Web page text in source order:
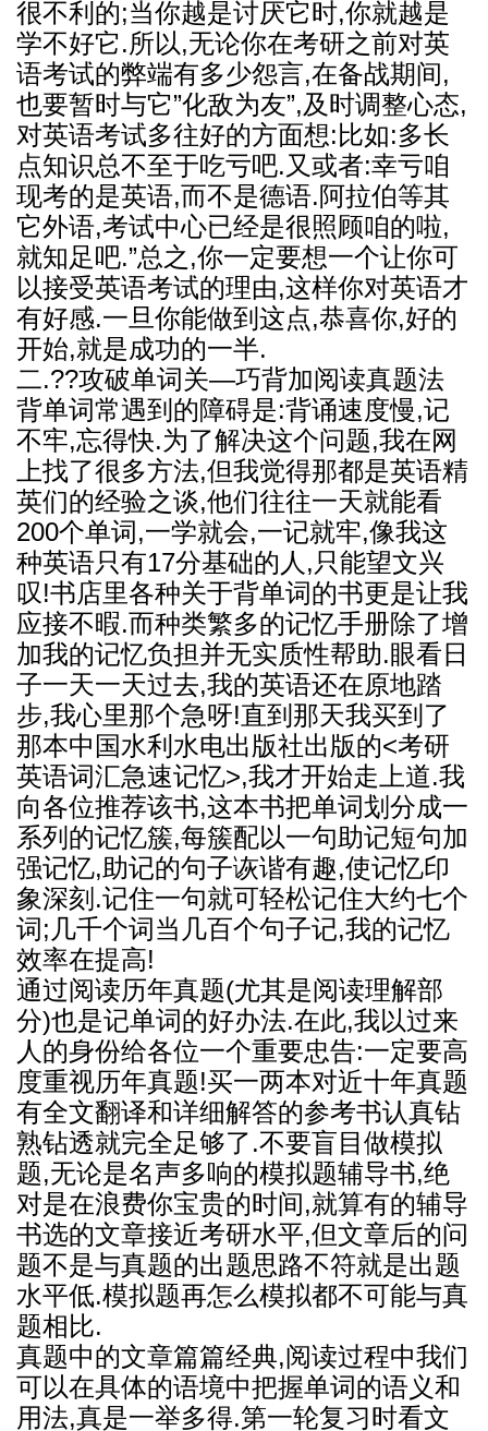
很不利的;当你越是讨厌它时,你就越是
学不好它.所以,无论你在考研之前对英
语考试的弊端有多少怨言,在备战期间,
也要暂时与它”化敌为友”,及时调整心态,
对英语考试多往好的方面想:比如:多长
点知识总不至于吃亏吧.又或者:幸亏咱
现考的是英语,而不是德语.阿拉伯等其
它外语,考试中心已经是很照顾咱的啦,
就知足吧.”总之,你一定要想一个让你可
以接受英语考试的理由,这样你对英语才
有好感.一旦你能做到这点,恭喜你,好的
开始,就是成功的一半.
二.??攻破单词关—巧背加阅读真题法
背单词常遇到的障碍是:背诵速度慢,记
不牢,忘得快.为了解决这个问题,我在网
上找了很多方法,但我觉得那都是英语精
英们的经验之谈,他们往往一天就能看
200个单词,一学就会,一记就牢,像我这
种英语只有17分基础的人,只能望文兴
叹!书店里各种关于背单词的书更是让我
应接不暇.而种类繁多的记忆手册除了增
加我的记忆负担并无实质性帮助.眼看日
子一天一天过去,我的英语还在原地踏
步,我心里那个急呀!直到那天我买到了
那本中国水利水电出版社出版的<考研
英语词汇急速记忆>,我才开始走上道.我
向各位推荐该书,这本书把单词划分成一
系列的记忆簇,每簇配以一句助记短句加
强记忆,助记的句子诙谐有趣,使记忆印
象深刻.记住一句就可轻松记住大约七个
词;几千个词当几百个句子记,我的记忆
效率在提高!
通过阅读历年真题(尤其是阅读理解部
分)也是记单词的好办法.在此,我以过来
人的身份给各位一个重要忠告:一定要高
度重视历年真题!买一两本对近十年真题
有全文翻译和详细解答的参考书认真钻
熟钻透就完全足够了.不要盲目做模拟
题,无论是名声多响的模拟题辅导书,绝
对是在浪费你宝贵的时间,就算有的辅导
书选的文章接近考研水平,但文章后的问
题不是与真题的出题思路不符就是出题
水平低.模拟题再怎么模拟都不可能与真
题相比.
真题中的文章篇篇经典,阅读过程中我们
可以在具体的语境中把握单词的语义和
用法,真是一举多得.第一轮复习时看文